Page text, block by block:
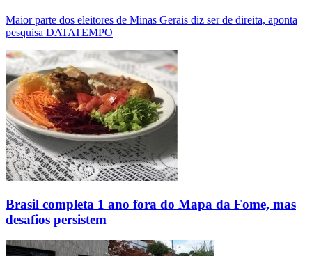
Maior parte dos eleitores de Minas Gerais diz ser de direita, aponta
pesquisa DATATEMPO
Brasil completa 1 ano fora do Mapa da Fome, mas
desafios persistem